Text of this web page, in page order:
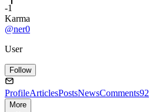
-1
Karma
@ner0
User
Follow
ProfileArticlesPostsNewsComments92
More